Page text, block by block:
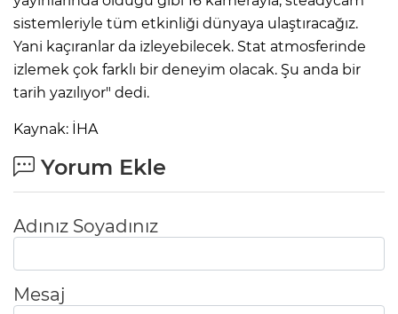
sistemleriyle tüm etkinliği dünyaya ulaştıracağız.
Yani kaçıranlar da izleyebilecek. Stat atmosferinde
izlemek çok farklı bir deneyim olacak. Şu anda bir
tarih yazılıyor" dedi.
Kaynak: İHA
Yorum Ekle
Adınız Soyadınız
Mesaj